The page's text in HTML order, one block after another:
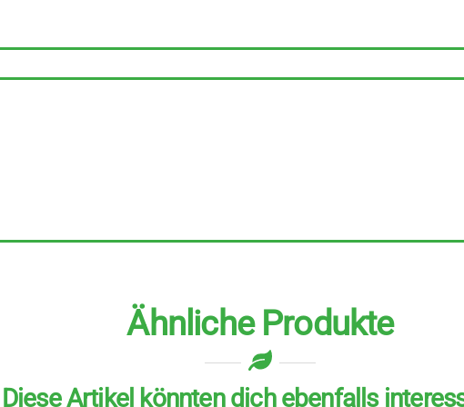
Ähnliche Produkte
Diese Artikel könnten dich ebenfalls